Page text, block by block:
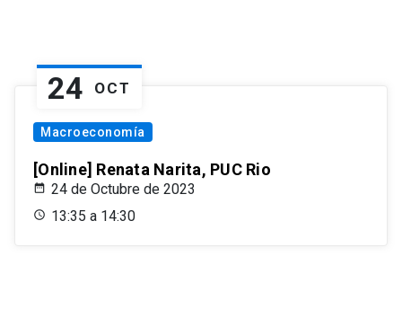
24 OCT
Macroeconomía
[Online] Renata Narita, PUC Rio
24 de Octubre de 2023
13:35 a 14:30